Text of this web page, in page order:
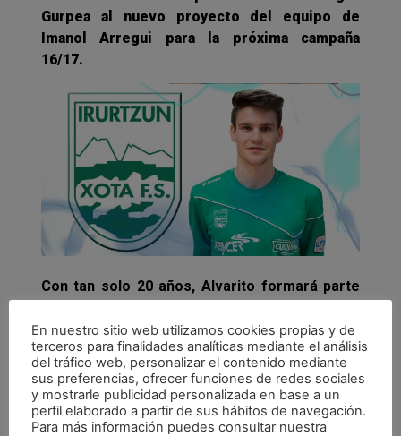
Gurpea al nuevo proyecto del equipo de
Imanol Arregui para la próxima campaña
16/17.
Con tan solo 20 años, Alvarito formará parte
por el filial del conjunto, pero ya disputó
minutos con la elástica navarra en la máxima
categoría en el Play Off por el título de Liga de
la pasada campaña. “A Magna Gurpea se llega,
sobre todo, a base de trabajar y luchar por
En nuestro sitio web utilizamos cookies propias y de
terceros para finalidades analíticas mediante el análisis
del tráfico web, personalizar el contenido mediante
sus preferencias, ofrecer funciones de redes sociales
y mostrarle publicidad personalizada en base a un
perfil elaborado a partir de sus hábitos de navegación.
Para más información puedes consultar nuestra